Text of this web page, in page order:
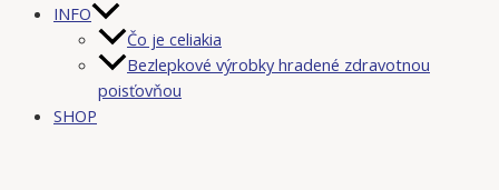
INFO
Čo je celiakia
Bezlepkové výrobky hradené zdravotnou
poisťovňou
SHOP